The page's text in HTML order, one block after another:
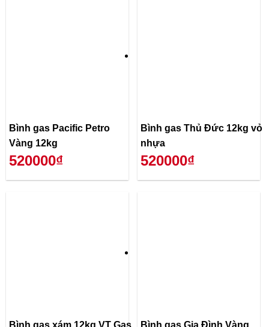
Bình gas Pacific Petro
Vàng 12kg
520000₫
Bình gas Thủ Đức 12kg vỏ
nhựa
520000₫
Bình gas xám 12kg VT Gas Bình gas Gia Đình Vàng